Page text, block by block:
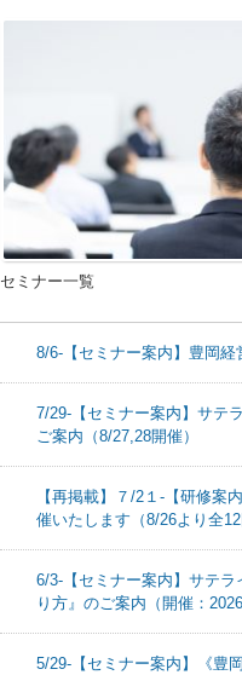
セミナー一覧
8/6-【セミナー案内】豊岡
7/29-【セミナー案内】サテ
ご案内（8/27,28開催）
【再掲載】７/2１-【研修案
催いたします（8/26より全12
6/3-【セミナー案内】サテ
り方』のご案内（開催：
5/29-【セミナー案内】《豊